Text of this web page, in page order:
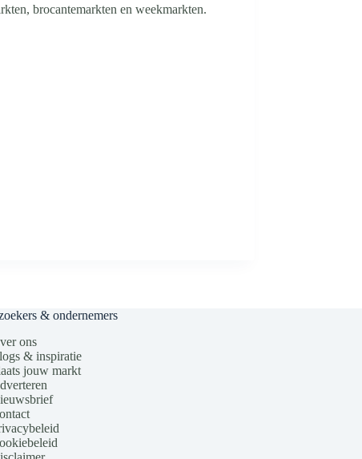
brocantemarkten en weekmarkten.
& ondernemers
ons
& inspiratie
jouw markt